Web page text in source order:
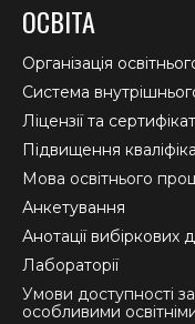
opens
in
new
window
opens
in
new
window
in
new
window
ОСВІТА
Організація
Система
Ліцензії та
Підвищення
Мова освітнього
Анкетування
Анотації вибіркових
Лабораторії
Умови доступності
особливими